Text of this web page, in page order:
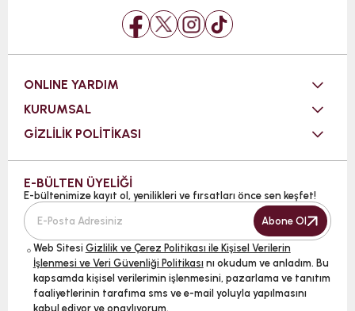
ONLINE YARDIM
KURUMSAL
GİZLİLİK POLİTİKASI
E-BÜLTEN ÜYELİĞİ
E-bültenimize kayıt ol, yenilikleri ve fırsatları önce sen keşfet!
Abone Ol
Web Sitesi Gizlilik ve Çerez Politikası ile Kişisel Verilerin
İşlenmesi ve Veri Güvenliği Politikası nı okudum ve anladım. Bu
kapsamda kişisel verilerimin işlenmesini, pazarlama ve tanıtım
faaliyetlerinin tarafıma sms ve e-mail yoluyla yapılmasını
kabul ediyor ve onaylıyorum.